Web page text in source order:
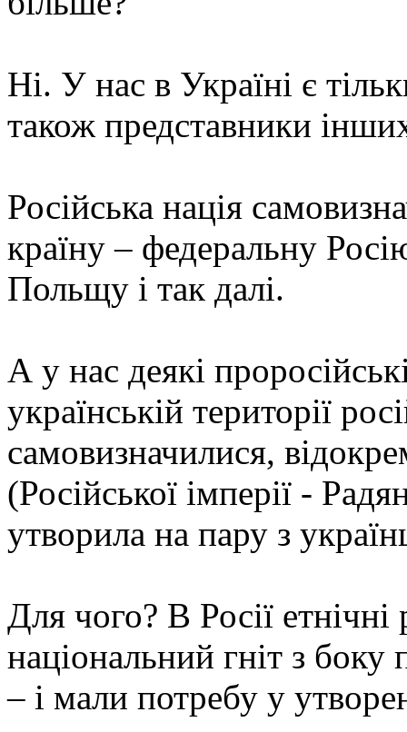
Ні. У нас в Україні є
також представники
Російська нація
країну – федеральну
Польщу і так далі.
А у нас деякі
українській території
самовизначилися,
(Російської імперії -
утворила на пару з
Для чого? В Росії етнічні
національний гніт з боку
– і мали потребу у